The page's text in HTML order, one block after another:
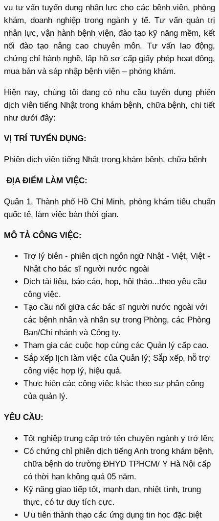
vụ tư vấn tuyển dụng nhân lực cho các bệnh viện, phòng
khám, doanh nghiệp trong ngành y tế. Tư vấn quản trị
nhân lực, vận hành bệnh viện, đào tạo kỹ năng mềm, kết
nối đào tạo nâng cao chuyên môn. Tư vấn lao động,
chứng chỉ hành nghề, lập hồ sơ cấp giấy phép hoạt động,
mua bán và sáp nhập bệnh viện – phòng khám.
Hiện nay, chúng tôi đang có nhu cầu tuyển dụng phiên
dịch viên tiếng Nhật trong khám bệnh, chữa bệnh, chi tiết
như dưới đây:
VỊ TRÍ TUYỂN DỤNG:
Phiên dịch viên tiếng Nhật trong khám bệnh, chữa bệnh
ĐỊA ĐIỂM LÀM VIỆC:
Quận 1, Thành phố Hồ Chí Minh, phòng khám tiêu chuẩn
quốc tế, làm việc bán thời gian.
MÔ TẢ CÔNG VIỆC:
Trợ lý biên - phiên dịch ngôn ngữ Nhật - Việt, Việt -
Nhật cho bác sĩ người nước ngoài
Dịch tài liệu, báo cáo, họp, hội thảo...theo yêu cầu
công việc.
Tạo cầu nối giữa các bác sĩ người nước ngoài với
các bệnh nhân và nhân sự trong Phòng, các Phòng
Ban/Chi nhánh và Công ty.
Tham gia các cuộc họp cùng các Quản lý cấp cao.
Sắp xếp lịch làm việc của Quản lý; Sắp xếp, hỗ trợ
công việc hợp lý, hiệu quả.
Thực hiện các công việc khác theo sự phân công
của quản lý.
YÊU CẦU:
Tốt nghiệp trung cấp trở tên chuyên ngành y trở lên;
Có chứng chỉ phiên dịch tiếng Anh trong khám bệnh,
chữa bệnh do trường ĐHYD TPHCM/ Y Hà Nội cấp
có thời hạn không quá 05 năm.
Kỹ năng giao tiếp tốt, mạnh dạn, nhiệt tình, trung
thực, có tư duy tích cực.
Ưu tiên thành thạo các ứng dụng tin học đặc biệt